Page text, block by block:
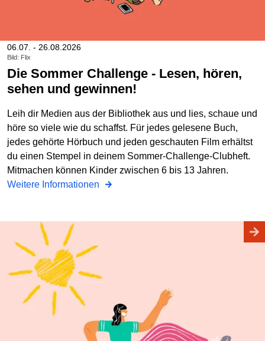
06.07. - 26.08.2026
Bild: Flix
Die Sommer Challenge - Lesen, hören,
sehen und gewinnen!
Leih dir Medien aus der Bibliothek aus und lies, schaue und
höre so viele wie du schaffst. Für jedes gelesene Buch,
jedes gehörte Hörbuch und jeden geschauten Film erhältst
du einen Stempel in deinem Sommer-Challenge-Clubheft.
Mitmachen können Kinder zwischen 6 bis 13 Jahren.
Weitere Informationen